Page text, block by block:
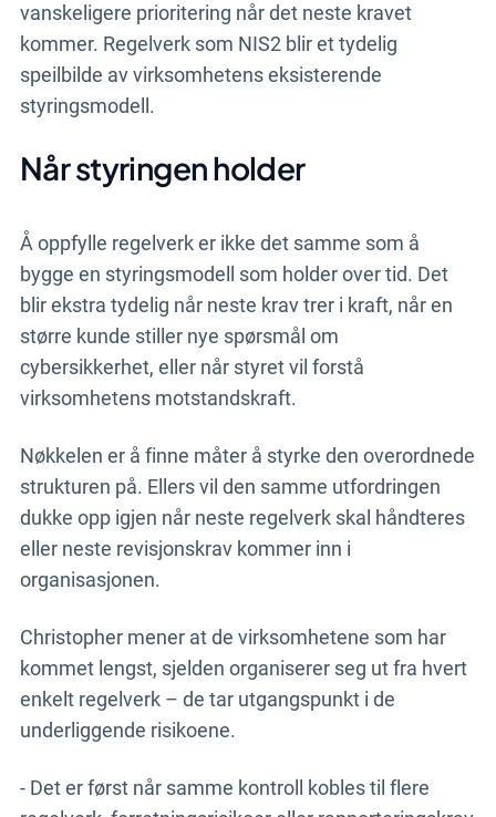
vanskeligere prioritering når det neste kravet
kommer. Regelverk som NIS2 blir et tydelig
speilbilde av virksomhetens eksisterende
styringsmodell.
Når styringen holder
Å oppfylle regelverk er ikke det samme som å
bygge en styringsmodell som holder over tid. Det
blir ekstra tydelig når neste krav trer i kraft, når en
større kunde stiller nye spørsmål om
cybersikkerhet, eller når styret vil forstå
virksomhetens motstandskraft.
Nøkkelen er å finne måter å styrke den overordnede
strukturen på. Ellers vil den samme utfordringen
dukke opp igjen når neste regelverk skal håndteres
eller neste revisjonskrav kommer inn i
organisasjonen.
Christopher mener at de virksomhetene som har
kommet lengst, sjelden organiserer seg ut fra hvert
enkelt regelverk – de tar utgangspunkt i de
underliggende risikoene.
- Det er først når samme kontroll kobles til flere